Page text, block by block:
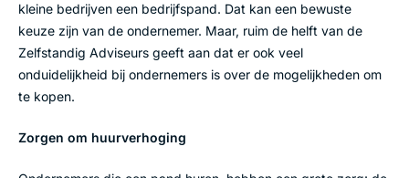
kleine bedrijven een bedrijfspand. Dat kan een bewuste
keuze zijn van de ondernemer. Maar, ruim de helft van de
Zelfstandig Adviseurs geeft aan dat er ook veel
onduidelijkheid bij ondernemers is over de mogelijkheden om
te kopen.
Zorgen om huurverhoging